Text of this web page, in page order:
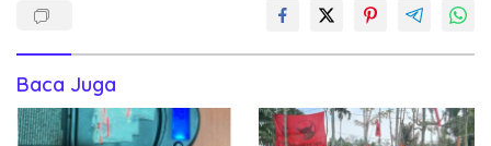
Baca Juga